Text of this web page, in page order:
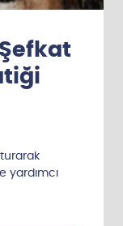
yardımcı